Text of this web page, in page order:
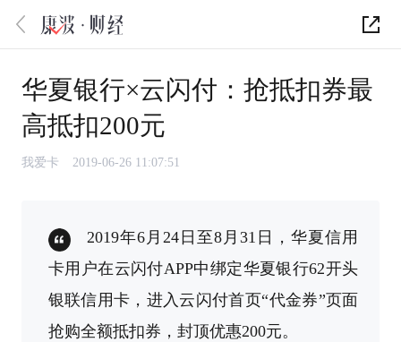
华夏银行×云闪付：抢抵扣券最
高抵扣200元
我爱卡 2019-06-26 11:07:51
2019年6月24日至8月31日，华夏信用
卡用户在云闪付APP中绑定华夏银行62开头
银联信用卡，进入云闪付首页“代金券”页面
抢购全额抵扣券，封顶优惠200元。